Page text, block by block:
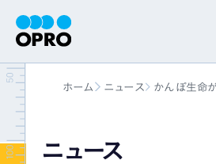
会社情報
事業内容
ホーム ニュース
かんぽ生命
ニュース